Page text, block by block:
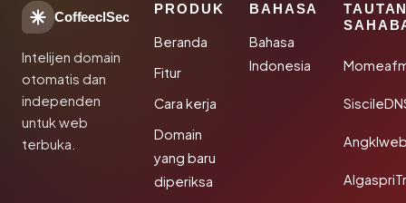
CoffeeclSec
Intelijen domain
otomatis dan
independen
untuk web
terbuka.
PRODUK
Beranda
Fitur
Cara kerja
Domain
yang baru
diperiksa
BAHASA
Bahasa
Indonesia